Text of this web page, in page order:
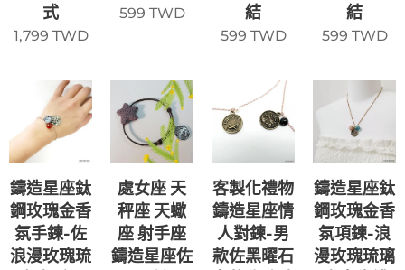
式
1,799 TWD
599 TWD
結
599 TWD
結
599 TWD
鑄造星座鈦
鋼玫瑰金香
氛手鍊-佐
浪漫玫瑰琉
處女座 天
秤座 天蠍
座 射手座
鑄造星座佐
客製化禮物
鑄造星座情
人對鍊-男
款佐黑曜石
鑄造星座鈦
鋼玫瑰金香
氛項鍊-浪
漫玫瑰琉璃